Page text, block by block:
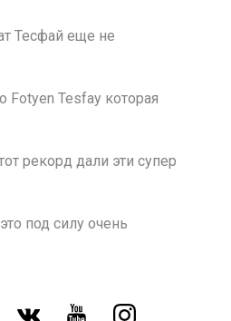
Тесфай еще не
Fotyen Tesfay которая
рекорд дали эти супер
под силу очень